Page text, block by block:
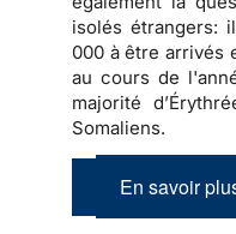
isolés étrangers:
000 à être arrivés
au cours de
majorité
Somaliens.
En savoir